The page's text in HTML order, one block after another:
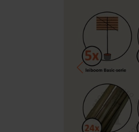
Hagen
Klimplanten
Fruit
Bomen
Leibomen